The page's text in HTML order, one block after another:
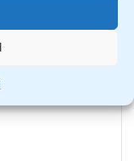
värvid ja
tekstiilide